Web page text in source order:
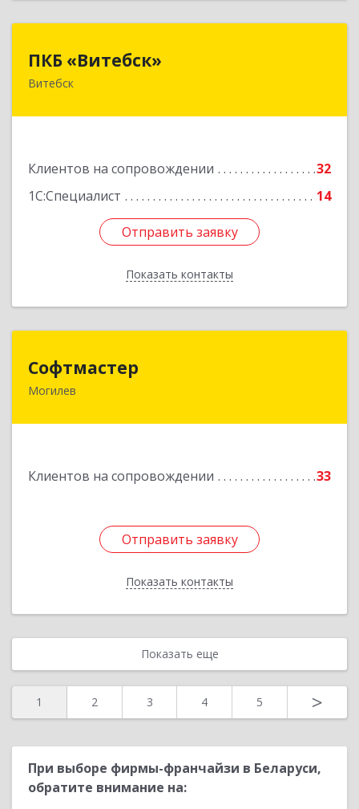
ПКБ «Витебск»
Витебск
Клиентов на сопровождении
32
1С:Специалист
14
Отправить заявку
Показать контакты
Республика Беларусь, 210026, г. Витебск, ул.
Отправить заявку
Назад
Софтмастер
Могилев
Клиентов на сопровождении 33
Отправить заявку
Показать контакты
212017, Республика Беларусь, г.Могилев, ул.
Отправить заявку
Назад
Показать еще
1 2 3 4 5 >
При выборе фирмы-франчайзи в Беларуси,
обратите внимание на: